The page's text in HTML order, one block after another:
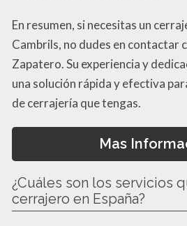
En resumen, si necesitas un
Cambrils, no dudes en contactar
Zapatero. Su experiencia y
una solución rápida y efectiva
de cerrajería que tengas.
Mas
¿Cuáles son los servicios
cerrajero en España?